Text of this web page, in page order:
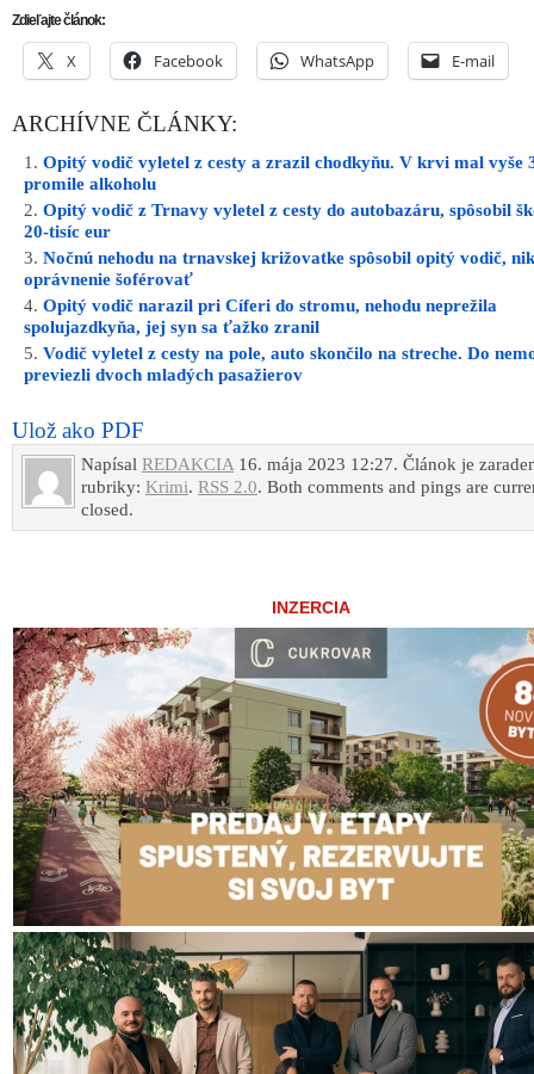
Zdieľajte článok:
X Facebook WhatsApp E-mail
ARCHÍVNE ČLÁNKY:
Opitý vodič vyletel z cesty a zrazil chodkyňu. V krvi mal vyše
promile alkoholu
Opitý vodič z Trnavy vyletel z cesty do autobazáru, spôsobil
20-tisíc eur
Nočnú nehodu na trnavskej križovatke spôsobil opitý vodič,
oprávnenie šoférovať
Opitý vodič narazil pri Cíferi do stromu, nehodu neprežila
spolujazdkyňa, jej syn sa ťažko zranil
Vodič vyletel z cesty na pole, auto skončilo na streche. Do
previezli dvoch mladých pasažierov
Ulož ako PDF
Napísal REDAKCIA16. mája 2023 12:27. Článok je
rubriky: Krimi. RSS 2.0. Both comments and pings are
closed.
INZERCIA